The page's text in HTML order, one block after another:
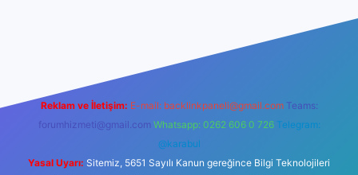
Reklam ve İletişim: E-mail: backlinkpaneli@gmail.com Teams:
forumhizmeti@gmail.com Whatsapp: 0262 606 0 726 Telegram:
@karabul
Yasal Uyarı: Sitemiz, 5651 Sayılı Kanun gereğince Bilgi Teknolojileri